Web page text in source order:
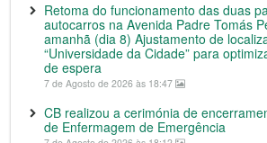
Retoma do funcionamento das duas
autocarros na Avenida Padre Tomás
amanhã (dia 8) Ajustamento de
“Universidade da Cidade” para
de espera
7 de Agosto de 2026 às 18:47
CB realizou a cerimónia de
de Enfermagem de Emergência